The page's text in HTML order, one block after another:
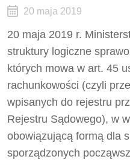
20 maja 2019
20 maja 2019 r.
struktury logiczne
których mowa w art. 45
rachunkowości (czyli
wpisanych do rejestru
Rejestru Sądowego), w
obowiązującą formą dla
sporządzonych